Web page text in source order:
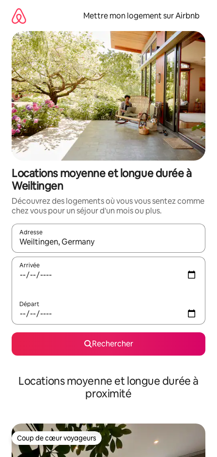
directement
contenu
Mettre mon logement sur Airbnb
Locations moyenne et longue durée à
Weiltingen
Découvrez des logements où vous vous sentez comme
chez vous pour un séjour d'un mois ou plus.
Adresse
Lorsque les résultats s'affichent, utilisez les flèches vers le
Arrivée
Départ
Rechercher
Locations moyenne et longue durée à
proximité
Coup de cœur voyageurs
Coup de cœur voyageurs